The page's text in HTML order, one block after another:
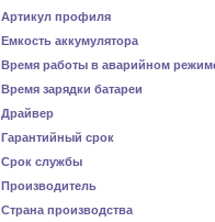
Артикул профиля
Емкость аккумулятора
Время работы в аварийном
Время зарядки батареи
Драйвер
Гарантийный срок
Срок службы
Производитель
Страна производства